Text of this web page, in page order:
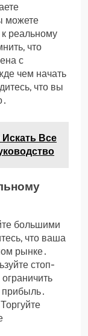
можете
реальному
что
с
чем начать
что вы
Все
большими
что ваша
рынке․
стоп-
Торгуйте